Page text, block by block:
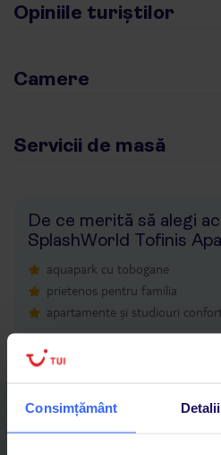
Consimțământ Detalii
Opiniile turiștilor
Camere
Servicii de masă
De ce merită să alegi
SplashWorld Tofinis
aquapark cu tobogane
prietenos pentru familia
apartamente și studiouri
Descarcă acum aplicația TUI
Cauți rapid vacanțe și hoteluri